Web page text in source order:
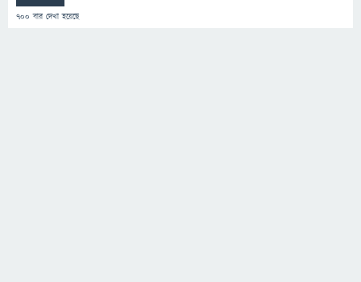
700 বার দেখা হয়েছে